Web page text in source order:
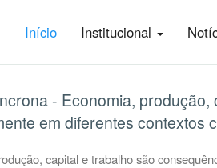
Início Institucional
- Economia,
em diferentes contextos
capital e trabalho são